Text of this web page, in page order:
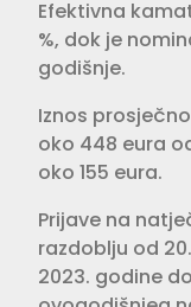
Efektivna
%, dok je
godišnje.
Iznos
oko 448 eura
oko 155 eura.
Prijave na
razdoblju od
2023. godine